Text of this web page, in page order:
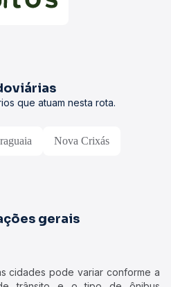
que atuam nesta rota.
Nova Crixás
gerais
cidades pode variar conforme a